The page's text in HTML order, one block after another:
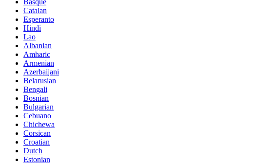
Basque
Catalan
Esperanto
Hindi
Lao
Albanian
Amharic
Armenian
Azerbaijani
Belarusian
Bengali
Bosnian
Bulgarian
Cebuano
Chichewa
Corsican
Croatian
Dutch
Estonian